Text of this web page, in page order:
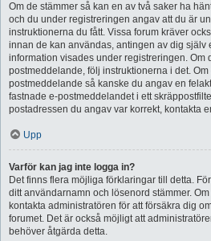
Om de stämmer så kan en av två saker ha
och du under registreringen angav att du är
instruktionerna du fått. Vissa forum kräver
innan de kan användas, antingen av dig själv
information visades under registreringen. Om
postmeddelande, följ instruktionerna i det. Om
postmeddelande så kanske du angav en
fastnade e-postmeddelandet i ett
postadressen du angav var korrekt, kontakta
Upp
Varför kan jag inte logga in?
Det finns flera möjliga förklaringar till detta.
ditt användarnamn och lösenord stämmer.
kontakta administratören för att försäkra dig
forumet. Det är också möjligt att
behöver åtgärda detta.